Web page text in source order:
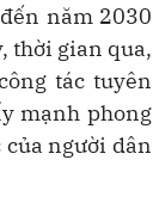
năm 2030
thời gian qua,
tác tuyên
mạnh phong
của người dân